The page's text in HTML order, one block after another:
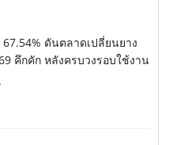
67.54% ดันตลาดเปลี่ยนยาง
คึกคัก หลังครบวงรอบใช้งาน